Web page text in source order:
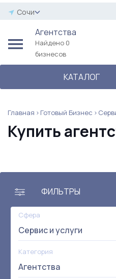
Сочи
Агентства
Найдено 0
бизнесов
КАТАЛОГ
Главная Готовый Бизнес
Купить
ФИЛЬТРЫ
Сфера
Сервис и услуги
Категория
Агентства